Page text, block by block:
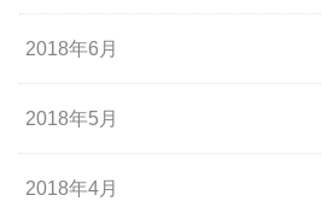
2018年6月
2018年5月
2018年4月